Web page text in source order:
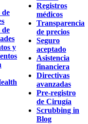
y
Registros
médicos
Transparencia
de precios
Seguro
aceptado
Asistencia
financiera
Directivas
avanzadas
Pre-registro
de Cirugía
Scrubbing in
Blog